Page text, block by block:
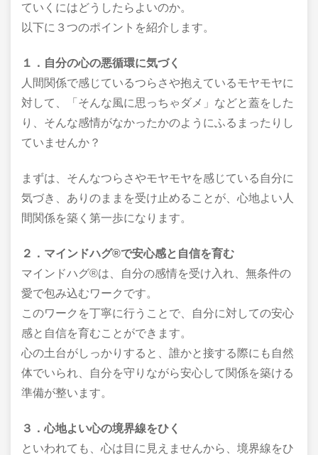
ていくにはどうしたらよいのか。
以下に３つのポイントを紹介します。
１．自分の心の悪循環に気づく
人間関係で感じているつらさや抱えているモヤモヤに
対して、「そんな風に思っちゃダメ」などと蓋をした
り、そんな感情がなかったかのようにふるまったりし
ていませんか？
まずは、そんなつらさやモヤモヤを感じている自分に
気づき、ありのままを受け止めることが、心地よい人
間関係を築く第一歩になります。
２．マインドハグ®で安心感と自信を育む
マインドハグ®は、自分の感情を受け入れ、無条件の
愛で包み込むワークです。
このワークを丁寧に行うことで、自分に対しての安心
感と自信を育むことができます。
心の土台がしっかりすると、誰かと接する際にも自然
体でいられ、自分を守りながら安心して関係を築ける
準備が整います。
３．心地よい心の境界線をひく
といわれても、心は目に見えませんから、境界線をひ